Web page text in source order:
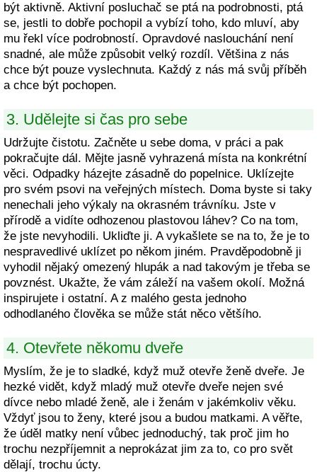
být aktivně. Aktivní posluchač se ptá na podrobnosti, ptá
se, jestli to dobře pochopil a vybízí toho, kdo mluví, aby
mu řekl více podrobností. Opravdové naslouchání není
snadné, ale může způsobit velký rozdíl. Většina z nás
chce být pouze vyslechnuta. Každý z nás má svůj příběh
a chce být pochopen.
3. Udělejte si čas pro sebe
Udržujte čistotu. Začněte u sebe doma, v práci a pak
pokračujte dál. Mějte jasně vyhrazená místa na konkrétní
věci. Odpadky házejte zásadně do popelnice. Uklízejte
pro svém psovi na veřejných místech. Doma byste si taky
nenechali jeho výkaly na okrasném trávníku. Jste v
přírodě a vidíte odhozenou plastovou láhev? Co na tom,
že jste nevyhodili. Ukliďte ji. A vykašlete se na to, že je to
nespravedlivé uklízet po někom jiném. Pravděpodobně ji
vyhodil nějaký omezený hlupák a nad takovým je třeba se
povznést. Ukažte, že vám záleží na vašem okolí. Možná
inspirujete i ostatní. A z malého gesta jednoho
odhodlaného člověka se může stát něco většího.
4. Otevřete někomu dveře
Myslím, že je to sladké, když muž otevře ženě dveře. Je
hezké vidět, když mladý muž otevře dveře nejen své
dívce nebo mladé ženě, ale i ženám v jakémkoliv věku.
Vždyť jsou to ženy, které jsou a budou matkami. A věřte,
že úděl matky není vůbec jednoduchý, tak proč jim ho
trochu nezpříjemnit a neprokázat jim za to, co pro svět
dělají, trochu úcty.